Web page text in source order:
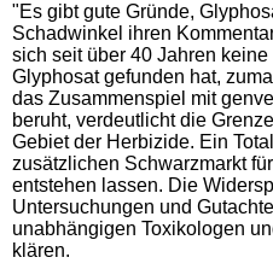
"Es gibt gute Gründe,
Schadwinkel ihren
sich seit über 40 Jahren
Glyphosat gefunden hat,
das Zusammenspiel mit
beruht, verdeutlicht die
Gebiet der Herbizide. Ein
zusätzlichen Schwarzmarkt
entstehen lassen. Die
Untersuchungen und
unabhängigen Toxikologen
klären.